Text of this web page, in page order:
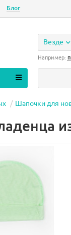
Блог
Везде
Например:
Шапочки для